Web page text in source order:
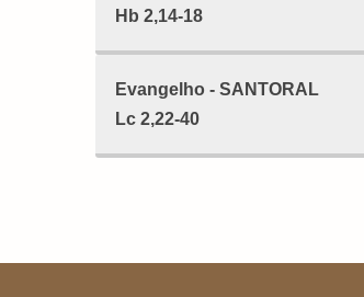
Hb 2,14-18
Evangelho - SANTORAL
Lc 2,22-40